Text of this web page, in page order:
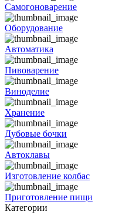
Самогоноварение
Оборудование
Автоматика
Пивоварение
Виноделие
Хранение
Дубовые бочки
Автоклавы
Изготовление колбас
Приготовление пищи
Категории